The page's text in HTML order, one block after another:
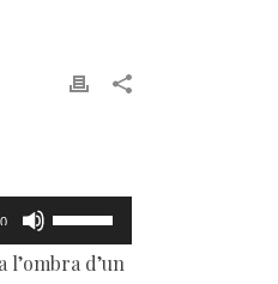
servir
lesd’un